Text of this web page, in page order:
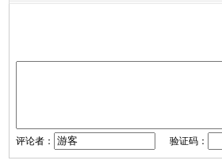
评论者： 验证码：